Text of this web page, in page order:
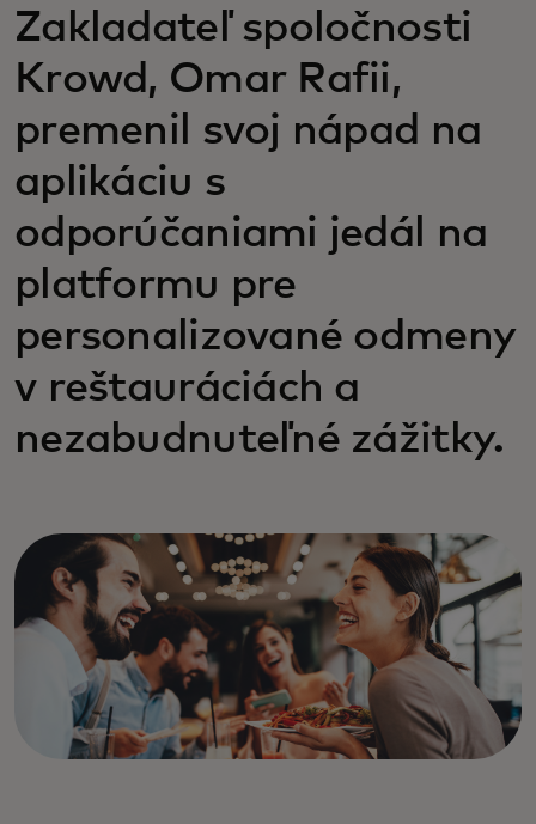
Zakladateľ spoločnosti
Krowd, Omar Rafii,
premenil svoj nápad na
aplikáciu s
odporúčaniami jedál na
platformu pre
personalizované odmeny
v reštauráciách a
nezabudnuteľné zážitky.